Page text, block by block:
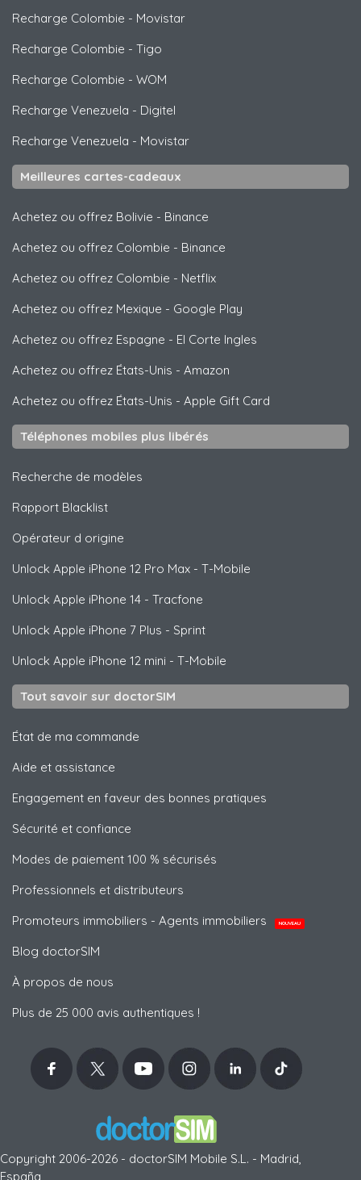
Recharge Colombie - Movistar
Recharge Colombie - Tigo
Recharge Colombie - WOM
Recharge Venezuela - Digitel
Recharge Venezuela - Movistar
Meilleures cartes-cadeaux
Achetez ou offrez Bolivie - Binance
Achetez ou offrez Colombie - Binance
Achetez ou offrez Colombie - Netflix
Achetez ou offrez Mexique - Google Play
Achetez ou offrez Espagne - El Corte Ingles
Achetez ou offrez États-Unis - Amazon
Achetez ou offrez États-Unis - Apple Gift Card
Téléphones mobiles plus libérés
Recherche de modèles
Rapport Blacklist
Opérateur d origine
Unlock Apple iPhone 12 Pro Max - T-Mobile
Unlock Apple iPhone 14 - Tracfone
Unlock Apple iPhone 7 Plus - Sprint
Unlock Apple iPhone 12 mini - T-Mobile
Tout savoir sur doctorSIM
État de ma commande
Aide et assistance
Engagement en faveur des bonnes pratiques
Sécurité et confiance
Modes de paiement 100 % sécurisés
Professionnels et distributeurs
Promoteurs immobiliers - Agents immobiliers
NOUVEAU
Blog doctorSIM
À propos de nous
Plus de 25 000 avis authentiques !
Copyright 2006-2026 - doctorSIM Mobile S.L. - Madrid,
España